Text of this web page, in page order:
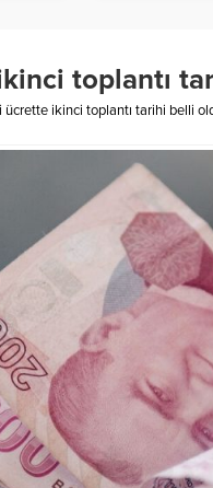
toplantı
ücrette ikinci toplantı tarihi belli